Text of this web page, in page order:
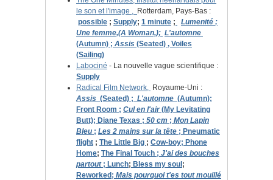
le son et l'image , Rotterdam, Pays-Bas :
possible ; Supply; 1 minute ; Lumenité ;
Une femme,(A Woman,); L'automne
(Autumn) ; Assis (Seated) , Voiles
(Sailing)
Labociné - La nouvelle vague scientifique :
Supply
Radical Film Network, Royaume-Uni :
Assis (Seated) ; L'automne (Autumn);
Front Room ; Cul en l'air(My Levitating
Butt); Diane Texas ; 50 cm ; Mon Lapin
Bleu ; Les 2 mains sur la tête ; Pneumatic
flight ; The Little Big ; Cow-boy; Phone
Home; The Final Touch ; J'ai des bouches
partout ; Lunch; Bless my soul ;
Reworked; Mais pourquoi t'es tout mouillé